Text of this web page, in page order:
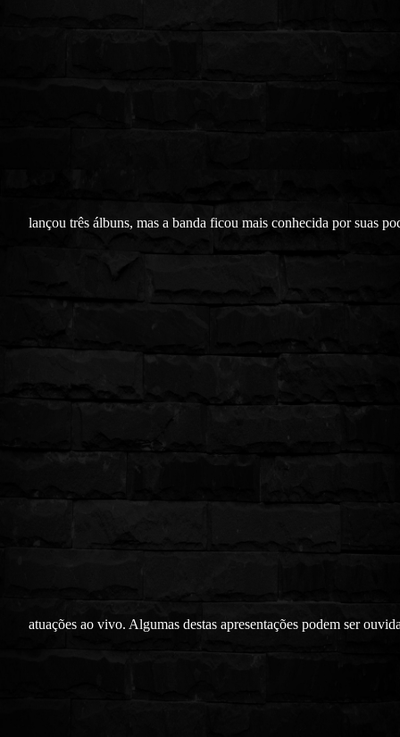
lançou três álbuns, mas a banda ficou mais conhecida por suas
atuações ao vivo. Algumas destas apresentações podem ser